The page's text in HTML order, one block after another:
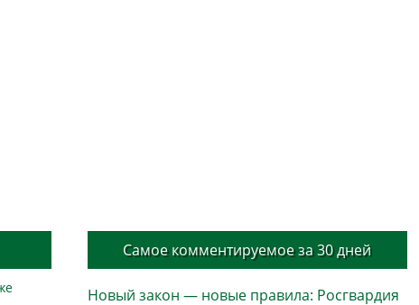
Самое комментируемое за 30 дней
Новый закон — новые правила: Росгвардия